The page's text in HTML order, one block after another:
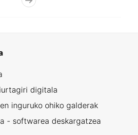
digitala
inguruko ohiko galderak
- softwarea deskargatzea